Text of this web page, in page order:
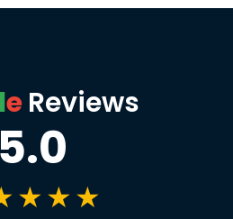
le Reviews
5.0